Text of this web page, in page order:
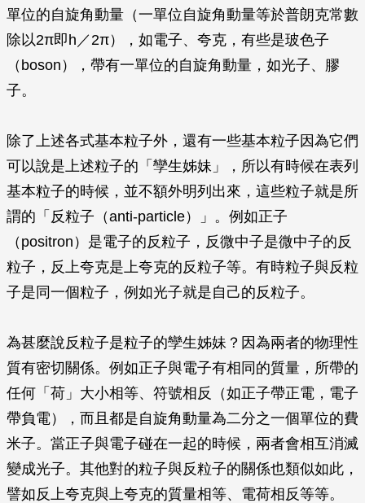
單位的自旋角動量（一單位自旋角動量等於普朗克常數
除以2π即h／2π），如電子、夸克，有些是玻色子
（boson），帶有一單位的自旋角動量，如光子、膠
子。
除了上述各式基本粒子外，還有一些基本粒子因為它們
可以說是上述粒子的「孿生姊妹」，所以有時候在表列
基本粒子的時候，並不額外明列出來，這些粒子就是所
謂的「反粒子（anti-particle）」。例如正子
（positron）是電子的反粒子，反微中子是微中子的反
粒子，反上夸克是上夸克的反粒子等。有時粒子與反粒
子是同一個粒子，例如光子就是自己的反粒子。
為甚麼說反粒子是粒子的孿生姊妹？因為兩者的物理性
質有密切關係。例如正子與電子有相同的質量，所帶的
任何「荷」大小相等、符號相反（如正子帶正電，電子
帶負電），而且都是自旋角動量為二分之一個單位的費
米子。當正子與電子碰在一起的時候，兩者會相互消滅
變成光子。其他對的粒子與反粒子的關係也類似如此，
譬如反上夸克與上夸克的質量相等、電荷相反等等。